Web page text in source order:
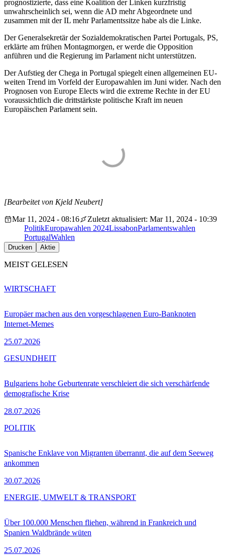
prognostizierte, dass eine Koalition der Linken kurzfristig
unwahrscheinlich sei, wenn die AD mehr Abgeordnete und
zusammen mit der IL mehr Parlamentssitze habe als die Linke.
Der Generalsekretär der Sozialdemokratischen Partei Portugals, PS,
erklärte am frühen Montagmorgen, er werde die Opposition
anführen und die Regierung im Parlament nicht unterstützen.
Der Aufstieg der Chega in Portugal spiegelt einen allgemeinen EU-
weiten Trend im Vorfeld der Europawahlen im Juni wider. Nach den
Prognosen von Europe Elects wird die extreme Rechte in der EU
voraussichtlich die drittstärkste politische Kraft im neuen
Europäischen Parlament sein.
[Bearbeitet von Kjeld Neubert]
Mar 11, 2024 - 08:16
Zuletzt aktualisiert: Mar 11, 2024 - 10:39
PolitikEuropawahlen 2024LissabonParlamentswahlen
PortugalWahlen
Drucken Aktie
MEIST GELESEN
Europäer machen aus den vorgeschlagenen Euro-Banknoten
Internet-Memes
25.07.2026
WIRTSCHAFT
Bulgariens hohe Geburtenrate verschleiert die sich verschärfende
demografische Krise
28.07.2026
GESUNDHEIT
Spanische Enklave von Migranten überrannt, die auf dem Seeweg
ankommen
30.07.2026
POLITIK
Über 100.000 Menschen fliehen, während in Frankreich und
Spanien Waldbrände wüten
25.07.2026
ENERGIE, UMWELT & TRANSPORT